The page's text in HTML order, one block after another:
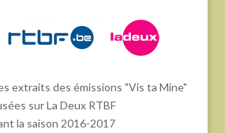
extraits des émissions "Vis ta Mine"
sur La Deux RTBF
la saison 2016-2017